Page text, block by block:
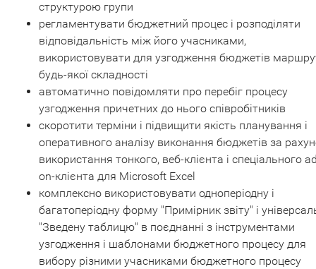
структурою групи
регламентувати бюджетний процес і розподіляти
відповідальність між його учасниками,
використовувати для узгодження бюджетів
будь-якої складності
автоматично повідомляти про перебіг процесу
узгодження причетних до нього співробітників
скоротити терміни і підвищити якість планування і
оперативного аналізу виконання бюджетів за
використання тонкого, веб-клієнта і спеціального
on-клієнта для Microsoft Excel
комплексно використовувати одноперіодну і
багатоперіодну форму "Примірник звіту" і
"Зведену таблицю" в поєднанні з інструментами
узгодження і шаблонами бюджетного процесу для
вибору різними учасниками бюджетного процесу